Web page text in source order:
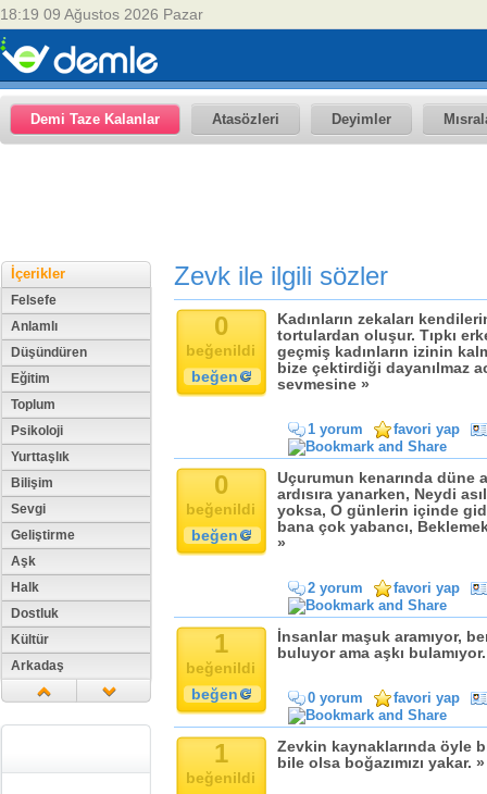
18:19 09 Ağustos 2026 Pazar
Demi Taze Kalanlar Atasözleri Deyimler
İçerikler
Felsefe
Anlamlı
Düşündüren
Eğitim
Toplum
Psikoloji
Yurttaşlık
Bilişim
Sevgi
Geliştirme
Aşk
Halk
Dostluk
Kültür
Arkadaş
Din
Zevk ile ilgili sözler
0
beğenildi
beğen
Kadınların zekaları
tortulardan oluşur. Tıpkı
geçmiş kadınların izinin
bize çektirdiği dayanılmaz
sevmesine »
1 yorum favori yap
0
beğenildi
beğen
Uçurumun kenarında düne
ardısıra yanarken, Neydi
yoksa, O günlerin içinde
bana çok yabancı,
»
2 yorum favori yap
1
beğenildi
beğen
İnsanlar maşuk aramıyor,
buluyor ama aşkı
0 yorum favori yap
1
beğenildi
Zevkin kaynaklarında öyle
bile olsa boğazımızı yakar. »